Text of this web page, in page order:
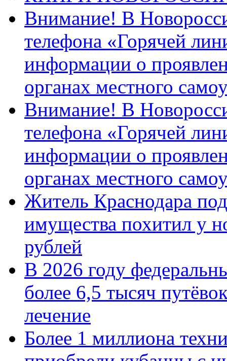
Внимание! В
телефона «Горячей
информации о
органах местного
Внимание! В
телефона «Горячей
информации о
органах местного
Житель Краснодара
имущества похитил у
рублей
В 2026 году
более 6,5 тысяч
лечение
Более 1 миллиона